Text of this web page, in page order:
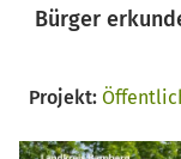
Bürger
Projekt: